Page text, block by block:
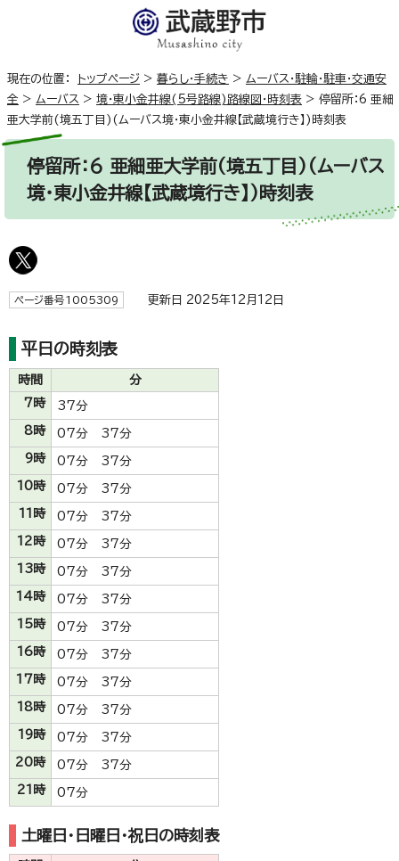
現在の位置： トップページ > 暮らし・手続き > ムーバス・駐輪・駐車・交通安
全 > ムーバス > 境・東小金井線(5号路線)路線図・時刻表 > 停留所：6 亜細
亜大学前(境五丁目)(ムーバス境・東小金井線【武蔵境行き】)時刻表
停留所：6 亜細亜大学前(境五丁目)(ムーバス
境・東小金井線【武蔵境行き】)時刻表
ページ番号1005309 更新日 2025年12月12日
平日の時刻表
時間
分
7時
37分
8時
07分 37分
9時
07分 37分
10時
07分 37分
11時
07分 37分
12時
07分 37分
13時
07分 37分
14時
07分 37分
15時
07分 37分
16時
07分 37分
17時
07分 37分
18時
07分 37分
19時
07分 37分
20時
07分 37分
21時
07分
土曜日・日曜日・祝日の時刻表